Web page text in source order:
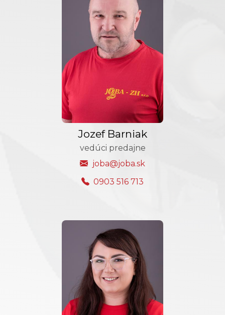
Jozef Barniak
vedúci predajne
joba@joba.sk
0903 516 713